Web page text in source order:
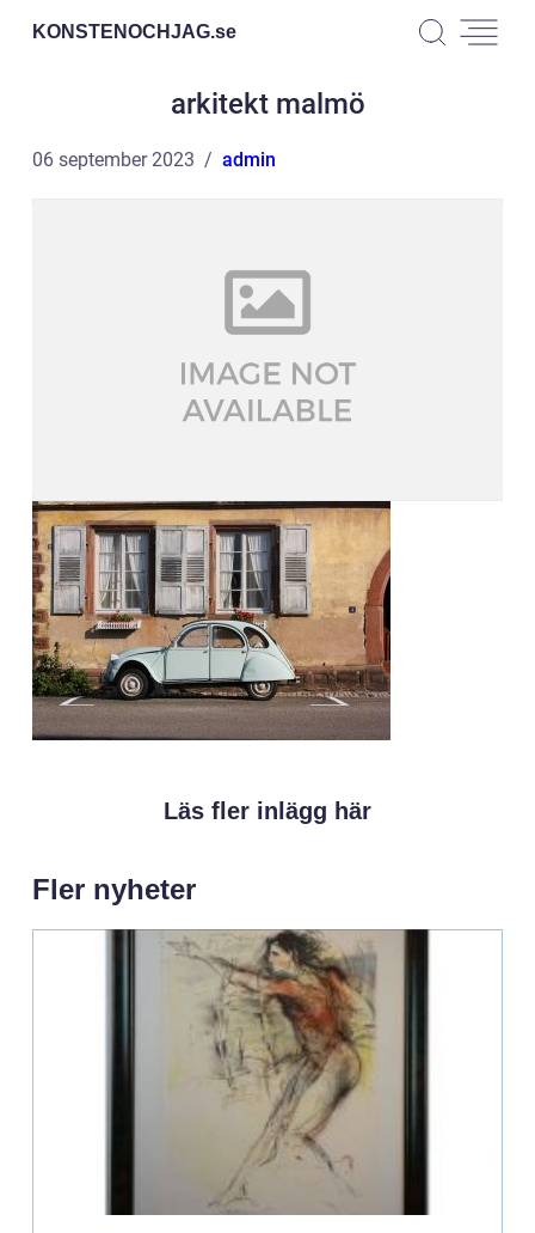
KONSTENOCHJAG.se
arkitekt malmö
06 september 2023 admin
Läs fler inlägg här
Fler nyheter